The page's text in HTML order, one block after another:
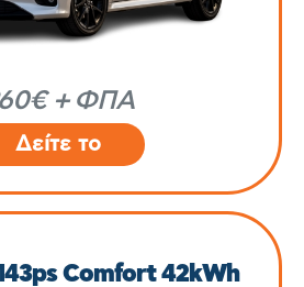
+ ΦΠΑ
Δείτε το
Comfort 42kWh